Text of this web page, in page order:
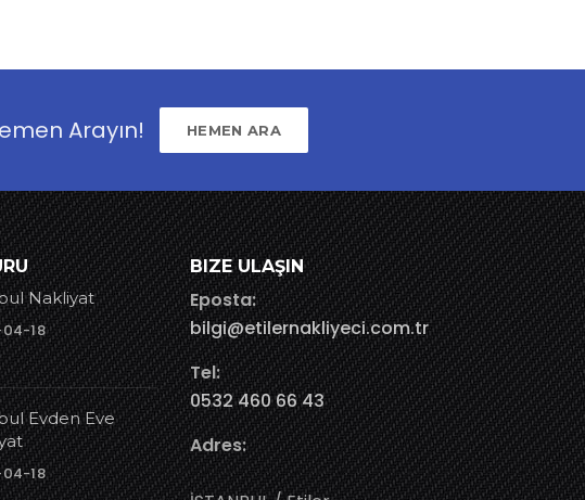
Arayın! HEMEN ARA
Nakliyat
18
Evden Eve
18
BIZE ULAŞIN
Eposta:
bilgi@etilernakliyeci.com.tr
Tel:
0532 460 66 43
Adres: